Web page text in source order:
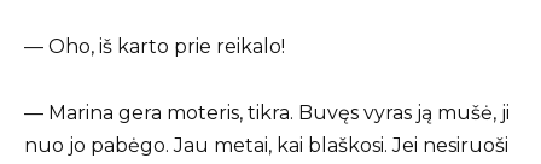
— Oho, iš karto prie reikalo!
— Marina gera moteris, tikra. Buvęs vyras ją mušė, ji
nuo jo pabėgo. Jau metai, kai blaškosi. Jei nesiruoši